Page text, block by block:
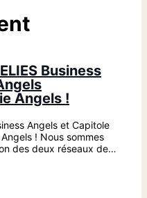
Business
Angels !
Angels et Capitole
! Nous sommes
des deux réseaux de…